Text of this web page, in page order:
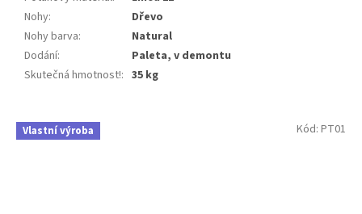
Nohy:
Dřevo
Nohy barva:
Natural
Dodání:
Paleta, v demontu
Skutečná hmotnost!: 35 kg
Vlastní výroba Kód: PT01